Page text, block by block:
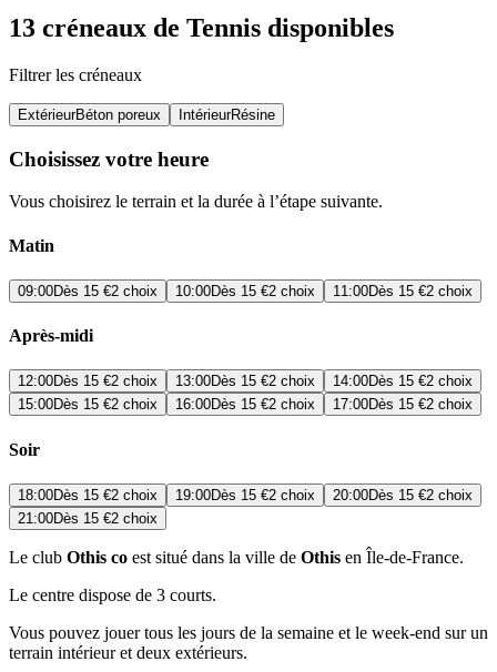
13 créneaux de Tennis disponibles
Filtrer les créneaux
ExtérieurBéton poreux IntérieurRésine
Choisissez votre heure
Vous choisirez le terrain et la durée à l’étape suivante.
Matin
09:00Dès 15 €2 choix 10:00Dès 15 €2 choix 11:00Dès 15 €2 choix
Après-midi
12:00Dès 15 €2 choix 13:00Dès 15 €2 choix 14:00Dès 15 €2 choix
15:00Dès 15 €2 choix 16:00Dès 15 €2 choix 17:00Dès 15 €2 choix
Soir
18:00Dès 15 €2 choix 19:00Dès 15 €2 choix 20:00Dès 15 €2 choix
21:00Dès 15 €2 choix
Le club Othis co est situé dans la ville de Othis en Île-de-France.
Le centre dispose de 3 courts.
Vous pouvez jouer tous les jours de la semaine et le week-end sur un
terrain intérieur et deux extérieurs.